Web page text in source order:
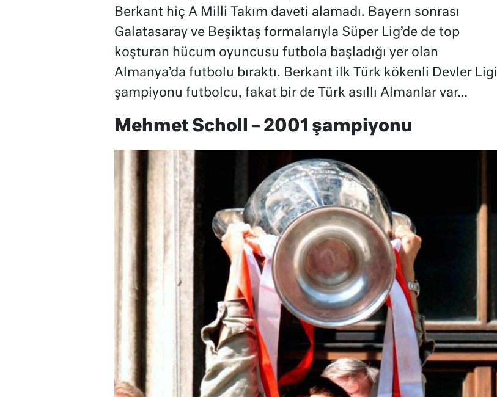
Berkant hiç A Milli Takım daveti alamadı. Bayern sonrası
Galatasaray ve Beşiktaş formalarıyla Süper Lig’de de top
koşturan hücum oyuncusu futbola başladığı yer olan
Almanya’da futbolu bıraktı. Berkant ilk Türk kökenli Devler Ligi
şampiyonu futbolcu, fakat bir de Türk asıllı Almanlar var…
Mehmet Scholl – 2001 şampiyonu